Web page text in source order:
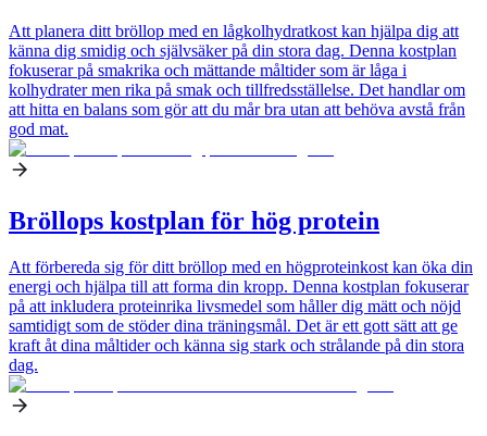
Att planera ditt bröllop med en lågkolhydratkost kan hjälpa dig att
känna dig smidig och självsäker på din stora dag. Denna kostplan
fokuserar på smakrika och mättande måltider som är låga i
kolhydrater men rika på smak och tillfredsställelse. Det handlar om
att hitta en balans som gör att du mår bra utan att behöva avstå från
god mat.
Bröllops kostplan för hög protein
Att förbereda sig för ditt bröllop med en högproteinkost kan öka din
energi och hjälpa till att forma din kropp. Denna kostplan fokuserar
på att inkludera proteinrika livsmedel som håller dig mätt och nöjd
samtidigt som de stöder dina träningsmål. Det är ett gott sätt att ge
kraft åt dina måltider och känna sig stark och strålande på din stora
dag.